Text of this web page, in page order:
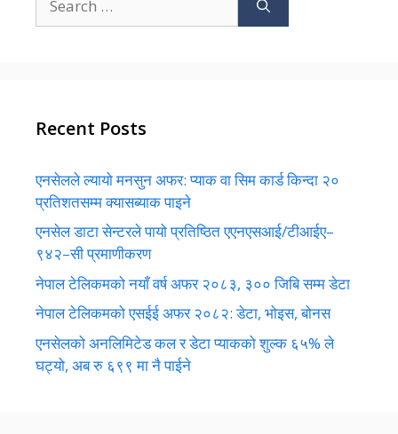
for:
Recent Posts
एनसेलले ल्यायो मनसुन अफर: प्याक वा सिम कार्ड किन्दा २०
प्रतिशतसम्म क्यासब्याक पाइने
एनसेल डाटा सेन्टरले पायो प्रतिष्ठित एएनएसआई/टीआईए–
९४२–सी प्रमाणीकरण
नेपाल टेलिकमको नयाँ वर्ष अफर २०८३, ३०० जिबि सम्म डेटा
नेपाल टेलिकमको एसईई अफर २०८२: डेटा, भोइस, बोनस
एनसेलको अनलिमिटेड कल र डेटा प्याकको शुल्क ६५% ले
घट्यो, अब रु ६९९ मा नै पाईने